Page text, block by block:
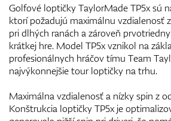
Golfové loptičky TaylorMade TP5x sú
ktorí požadujú maximálnu vzdialenosť
pri dlhých ranách a zároveň
krátkej hre. Model TP5x vznikol na
profesionálnych hráčov tímu Team
najvýkonnejšie tour loptičky na trhu.
Maximálna vzdialenosť a nízky spin z
Konštrukcia loptičky TP5x je